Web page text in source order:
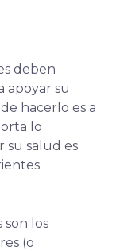
deben
apoyar su
hacerlo es a
lo
su salud es
los
(o